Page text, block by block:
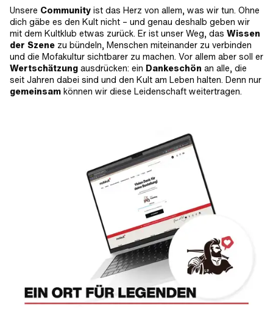
Unsere Community ist das Herz von allem, was wir tun. Ohne
dich gäbe es den Kult nicht – und genau deshalb geben wir
mit dem Kultklub etwas zurück. Er ist unser Weg, das Wissen
der Szene zu bündeln, Menschen miteinander zu verbinden
und die Mofakultur sichtbarer zu machen. Vor allem aber soll er
Wertschätzung ausdrücken: ein Dankeschön an alle, die
seit Jahren dabei sind und den Kult am Leben halten. Denn nur
gemeinsam können wir diese Leidenschaft weitertragen.